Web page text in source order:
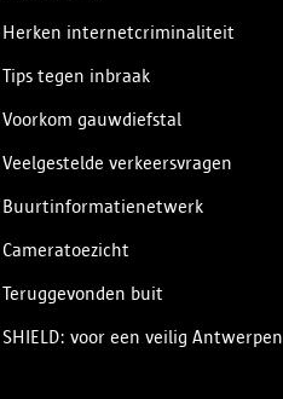
Herken internetcriminaliteit
Tips tegen inbraak
Voorkom gauwdiefstal
Veelgestelde verkeersvragen
Buurtinformatienetwerk
Cameratoezicht
Teruggevonden buit
SHIELD: voor een veilig Antwerpen